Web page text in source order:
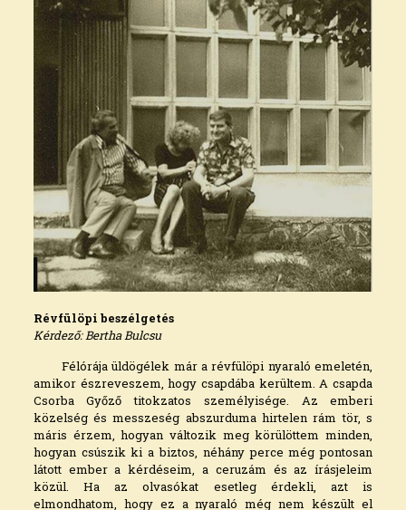
Révfülöpi beszélgetés
Kérdező: Bertha Bulcsu
Félórája üldögélek már a révfülöpi nyaraló emeletén,
amikor észreveszem, hogy csapdába kerültem. A csapda
Csorba Győző titokzatos személyisége. Az emberi
közelség és messzeség abszurduma hirtelen rám tör, s
máris érzem, hogyan változik meg körülöttem minden,
hogyan csúszik ki a biztos, néhány perce még pontosan
látott ember a kérdéseim, a ceruzám és az írásjeleim
közül. Ha az olvasókat esetleg érdekli, azt is
elmondhatom, hogy ez a nyaraló még nem készült el